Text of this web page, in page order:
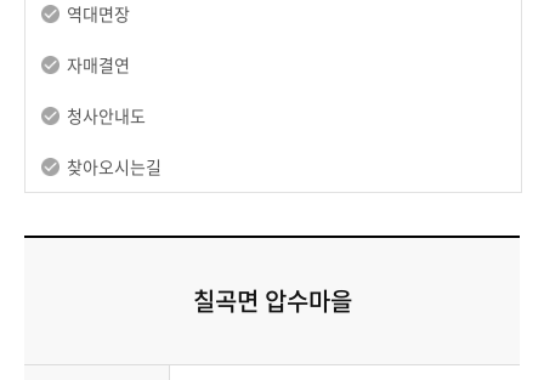
역대면장
자매결연
청사안내도
찾아오시는길
칠곡면 압수마을